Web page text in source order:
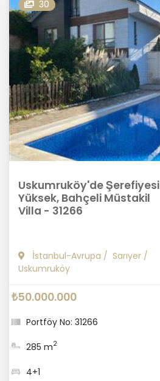
30
Uskumruköy'de Şerefiyesi
Yüksek, Bahçeli Müstakil
Villa - 31266
İstanbul-Avrupa / Sarıyer /
Uskumruköy
₺50.000.000
Portföy No: 31266
285 m2
4+1